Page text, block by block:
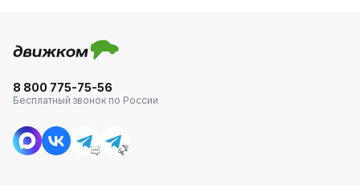
8 800 775-75-56
Бесплатный звонок по России